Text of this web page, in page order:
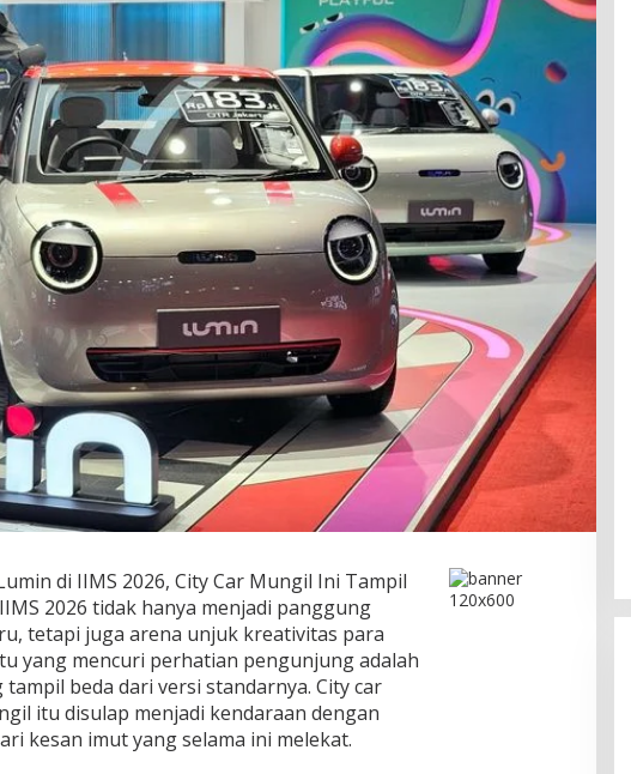
di IIMS 2026, City Car Mungil Ini Tampil
2026 tidak hanya menjadi panggung
tetapi juga arena unjuk kreativitas para
yang mencuri perhatian pengunjung adalah
beda dari versi standarnya. City car
itu disulap menjadi kendaraan dengan
kesan imut yang selama ini melekat.